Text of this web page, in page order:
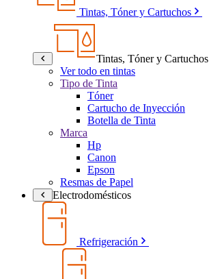
Tintas, Tóner y Cartuchos
Tintas, Tóner y Cartuchos
Ver todo en tintas
Tipo de Tinta
Tóner
Cartucho de Inyección
Botella de Tinta
Marca
Hp
Canon
Epson
Resmas de Papel
Electrodomésticos
Refrigeración